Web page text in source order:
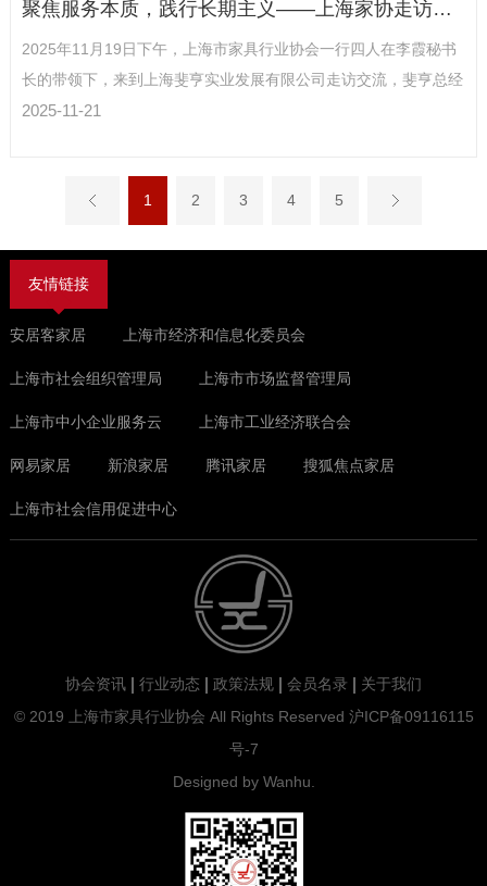
聚焦服务本质，践行长期主义——上海家协走访斐亨
2025年11月19日下午，上海市家具行业协会一行四人在李霞秘书
长的带领下，来到上海斐亨实业发展有限公司走访交流，斐亨总经
理张晓媛热情接待。
2025-11-21
上一页
1 2 3 4 5
下一页
友情链接
安居客家居 上海市经济和信息化委员会
上海市社会组织管理局 上海市市场监督管理局
上海市中小企业服务云 上海市工业经济联合会
网易家居 新浪家居 腾讯家居 搜狐焦点家居
上海市社会信用促进中心
协会资讯 行业动态 政策法规 会员名录
关于我们
© 2019 上海市家具行业协会 All Rights Reserved 沪ICP备09116115
号-7
Designed by Wanhu